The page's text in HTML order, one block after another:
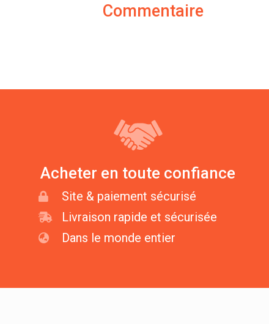
Commentaire
Acheter en toute confiance
Site & paiement sécurisé
Livraison rapide et sécurisée
Dans le monde entier